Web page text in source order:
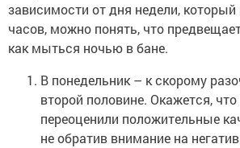
зависимости от дня недели, который
часов, можно понять, что
как мыться ночью в бане.
В понедельник – к скорому
второй половине. Окажется,
переоценили положительные
не обратив внимание на